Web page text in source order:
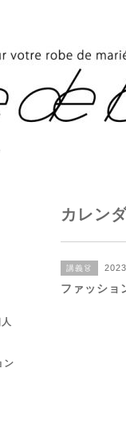
カレン
講義👗
ファッショ
ン